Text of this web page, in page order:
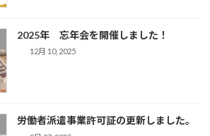
2025年 忘年会を開催しました！
12月 10, 2025
労働者派遣事業許可証の更新しました。